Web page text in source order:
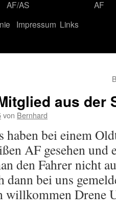
AF/AS
AF
Impressum Links
aus der
von Bernhard
haben bei einem
AF gesehen und
den Fahrer nicht
dann bei uns
Drene